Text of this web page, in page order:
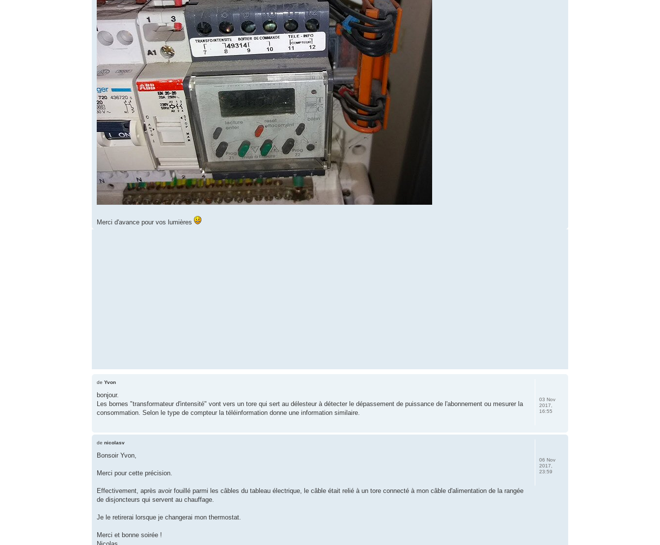
Merci d'avance pour vos lumières
de Yvon
bonjour.
Les bornes "transformateur d'intensité" vont vers un tore qui sert au délesteur à détecter le dépassement de puissance de l'abonnement ou mesurer la
consommation. Selon le type de compteur la téléinformation donne une information similaire.
03 Nov
2017,
16:55
de nicolasv
Bonsoir Yvon,
Merci pour cette précision.
Effectivement, après avoir fouillé parmi les câbles du tableau électrique, le câble était relié à un tore connecté à mon câble d'alimentation de la rangée
de disjoncteurs qui servent au chauffage.
Je le retirerai lorsque je changerai mon thermostat.
Merci et bonne soirée !
06 Nov
2017,
23:59